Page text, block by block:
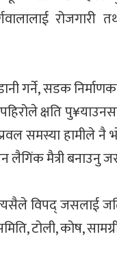
गर्ने, सडक
क्षति
समस्या हामीले नै
लैगिंक मैत्री बनाउनु
विपद् जसलाई
टोली, कोष,